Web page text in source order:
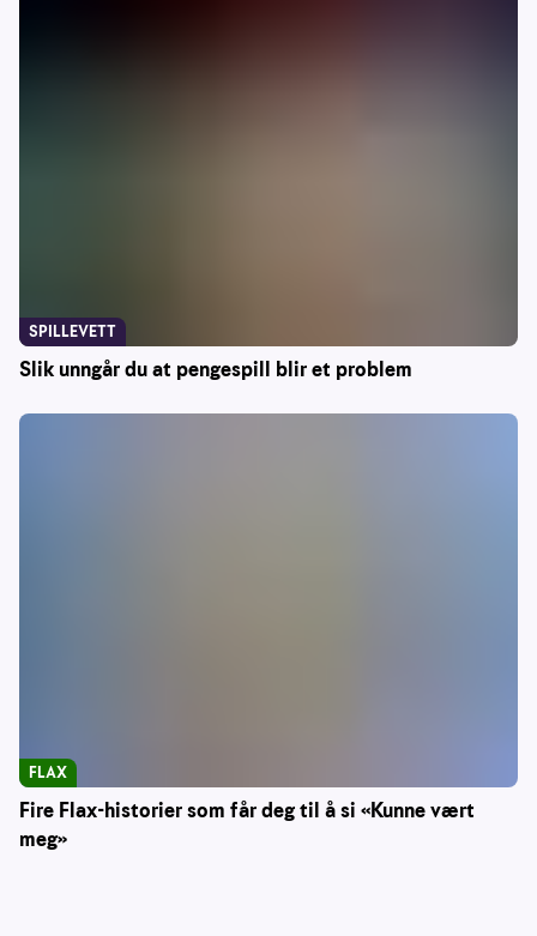
Slik unngår du at pengespill blir et problem
SPILLEVETT
Fire Flax-historier som får deg til å si «Kunne vært
meg»
FLAX